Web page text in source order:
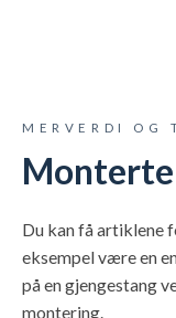
MERVERDI OG
Du kan få artiklene
eksempel være en
på en gjengestang
montering.